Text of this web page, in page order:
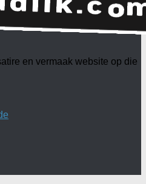
en vermaak website op die